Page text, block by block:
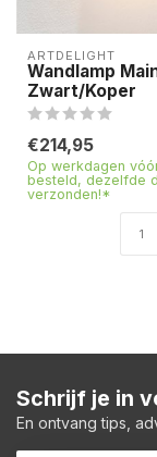
ARTDELIGHT
Wandlamp
Zwart/Koper
€214,95
Op werkdagen
besteld, dezelfde
verzonden!*
Schrijf je in
En ontvang tips,